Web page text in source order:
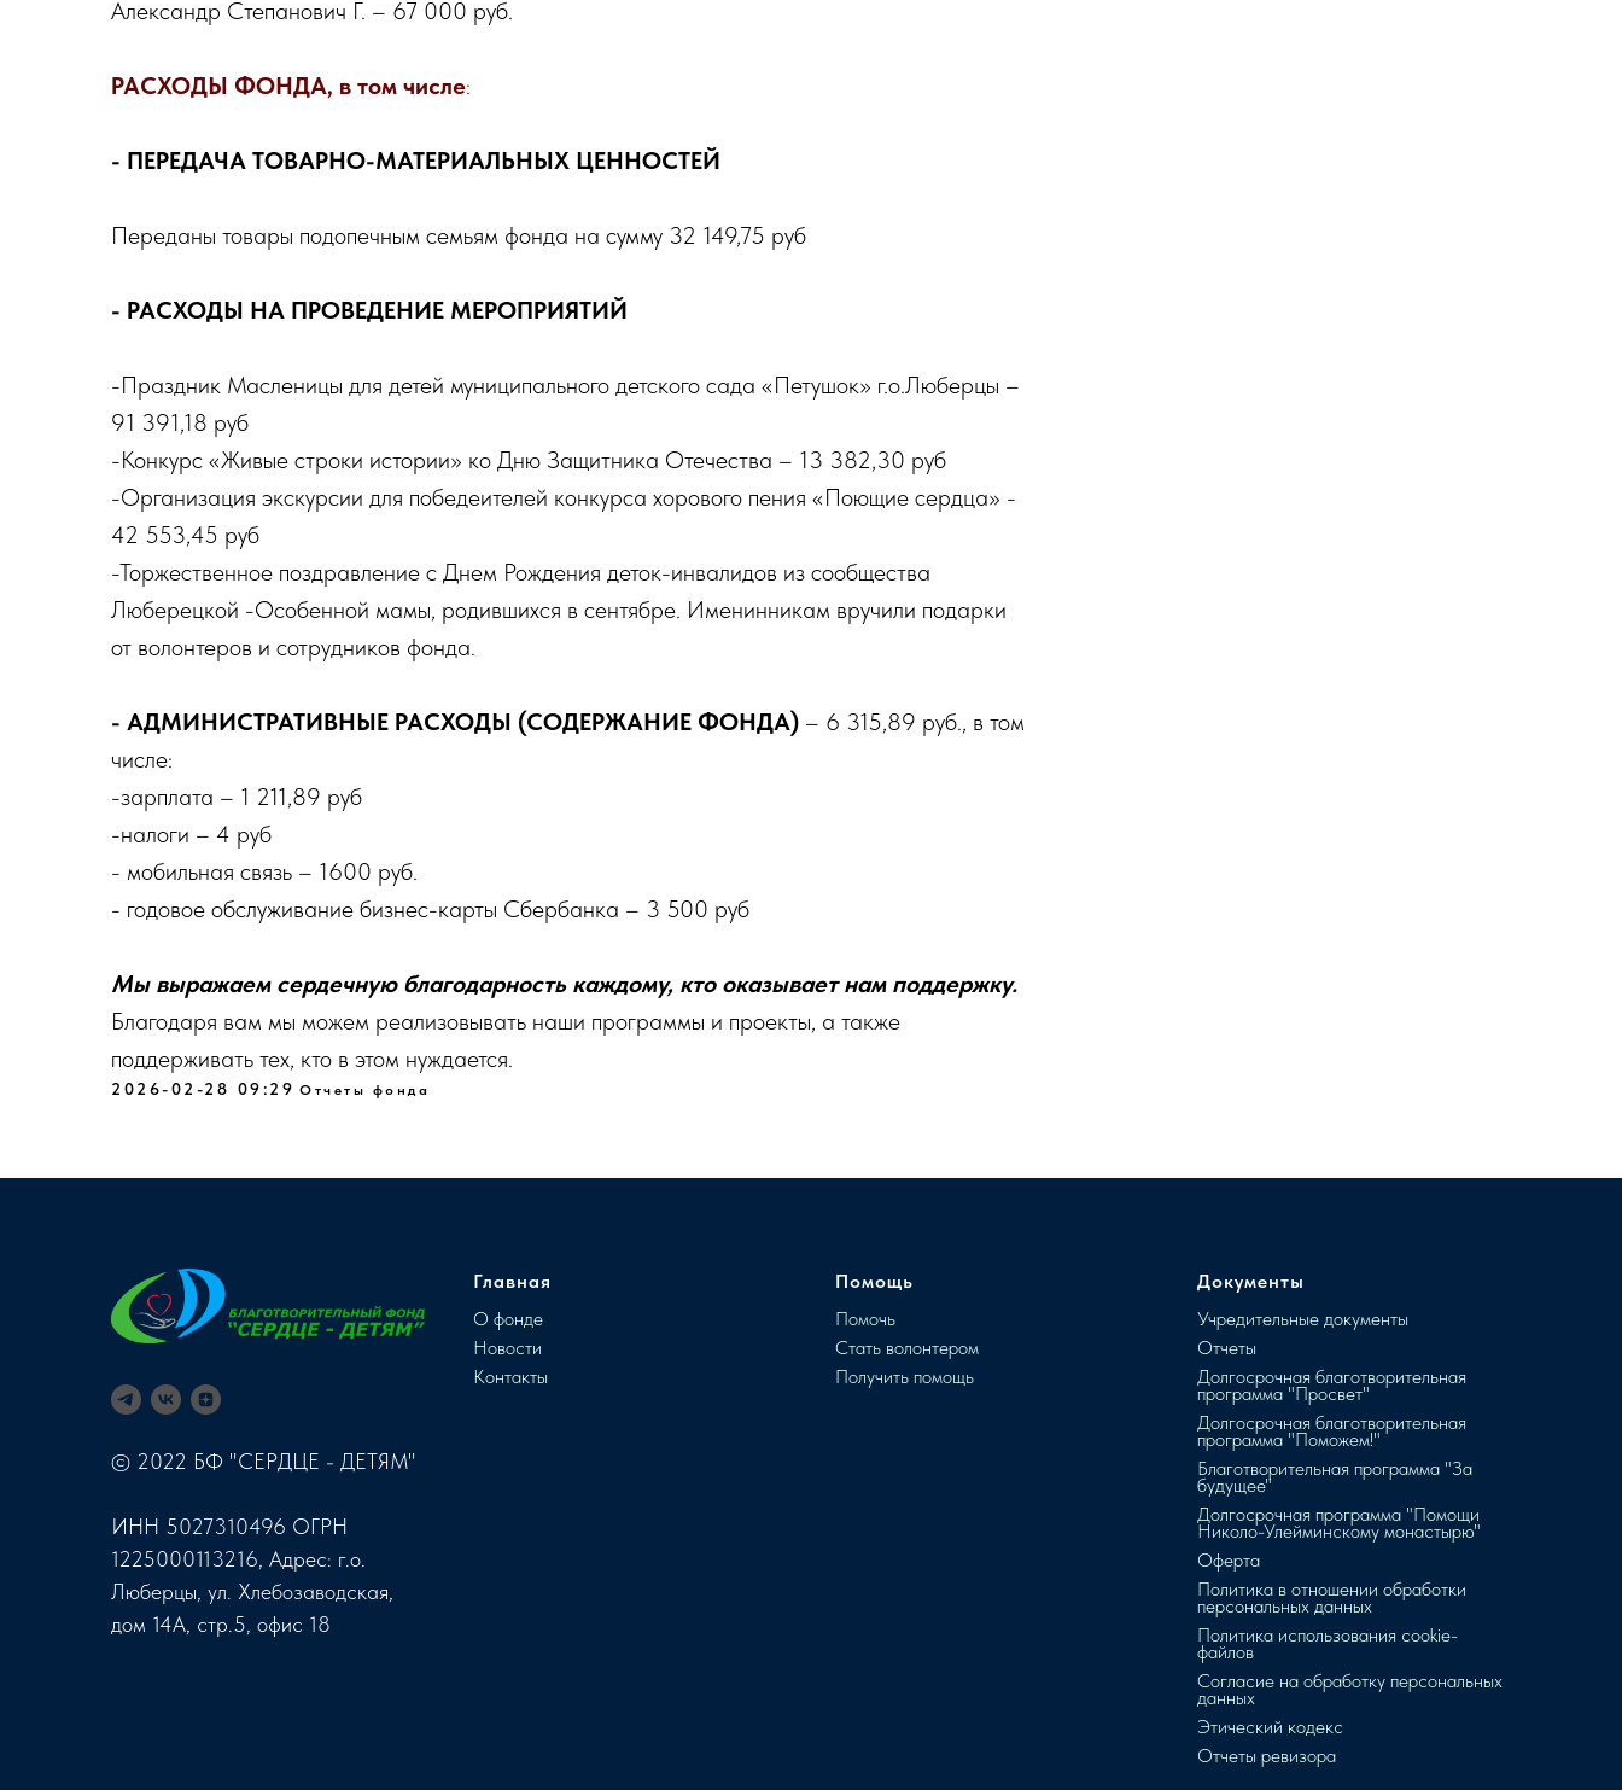
Александр Степанович Г. – 67 000 руб.
РАСХОДЫ ФОНДА, в том числе:
- ПЕРЕДАЧА ТОВАРНО-МАТЕРИАЛЬНЫХ ЦЕННОСТЕЙ
Переданы товары подопечным семьям фонда на сумму 32 149,75 руб
- РАСХОДЫ НА ПРОВЕДЕНИЕ МЕРОПРИЯТИЙ
-Праздник Масленицы для детей муниципального детского сада «Петушок» г.о.Люберцы –
91 391,18 руб
-Конкурс «Живые строки истории» ко Дню Защитника Отечества – 13 382,30 руб
-Организация экскурсии для победеителей конкурса хорового пения «Поющие сердца» -
42 553,45 руб
-Торжественное поздравление с Днем Рождения деток-инвалидов из сообщества
Люберецкой -Особенной мамы, родившихся в сентябре. Именинникам вручили подарки
от волонтеров и сотрудников фонда.
- АДМИНИСТРАТИВНЫЕ РАСХОДЫ (СОДЕРЖАНИЕ ФОНДА) – 6 315,89 руб., в том
числе:
-зарплата – 1 211,89 руб
-налоги – 4 руб
- мобильная связь – 1600 руб.
- годовое обслуживание бизнес-карты Сбербанка – 3 500 руб
Мы выражаем сердечную благодарность каждому, кто оказывает нам поддержку.
Благодаря вам мы можем реализовывать наши программы и проекты, а также
поддерживать тех, кто в этом нуждается.
2026-02-28 09:29 Отчеты фонда
© 2022 БФ "СЕРДЦЕ - ДЕТЯМ"
ИНН 5027310496 ОГРН
1225000113216, Адрес: г.о.
Люберцы, ул. Хлебозаводская,
дом 14А, стр.5, офис 18
Главная
О фонде
Новости
Контакты
Помощь
Помочь
Стать волонтером
Получить помощь
Документы
Учредительные документы
Отчеты
Долгосрочная благотворительная
программа "Просвет"
Долгосрочная благотворительная
программа "Поможем!"
Благотворительная программа "За
будущее"
Долгосрочная программа "Помощи
Николо-Улейминскому монастырю"
Оферта
Политика в отношении обработки
персональных данных
Политика использования cookie-
файлов
Согласие на обработку персональных
данных
Этический кодекс
Отчеты ревизора